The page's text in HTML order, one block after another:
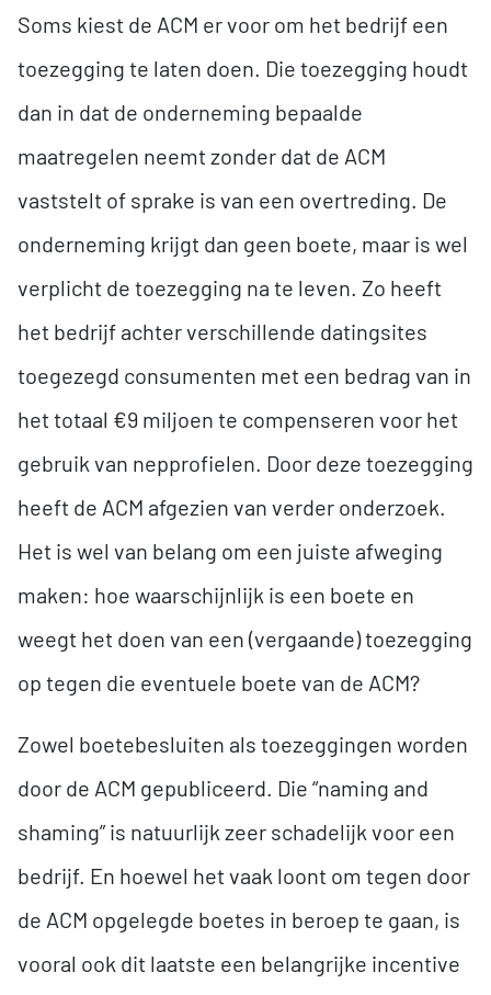
Soms kiest de ACM er voor om het bedrijf een
toezegging te laten doen. Die toezegging houdt
dan in dat de onderneming bepaalde
maatregelen neemt zonder dat de ACM
vaststelt of sprake is van een overtreding. De
onderneming krijgt dan geen boete, maar is wel
verplicht de toezegging na te leven. Zo heeft
het bedrijf achter verschillende datingsites
toegezegd consumenten met een bedrag van in
het totaal €9 miljoen te compenseren voor het
gebruik van nepprofielen. Door deze toezegging
heeft de ACM afgezien van verder onderzoek.
Het is wel van belang om een juiste afweging
maken: hoe waarschijnlijk is een boete en
weegt het doen van een (vergaande) toezegging
op tegen die eventuele boete van de ACM?
Zowel boetebesluiten als toezeggingen worden
door de ACM gepubliceerd. Die “naming and
shaming” is natuurlijk zeer schadelijk voor een
bedrijf. En hoewel het vaak loont om tegen door
de ACM opgelegde boetes in beroep te gaan, is
vooral ook dit laatste een belangrijke incentive